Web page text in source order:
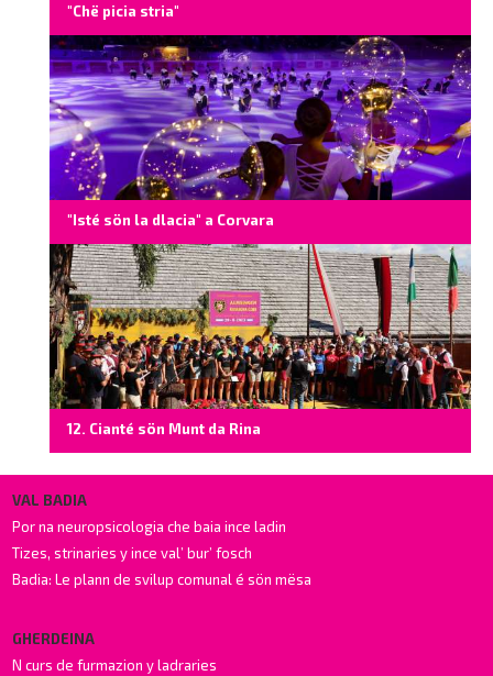
"Chë picia stria"
"Isté sön la dlacia" a Corvara
12. Cianté sön Munt da Rina
VAL BADIA
Por na neuropsicologia che baia ince ladin
Tizes, strinaries y ince val’ bur’ fosch
Badia: Le plann de svilup comunal é sön mësa
GHERDEINA
N curs de furmazion y ladraries